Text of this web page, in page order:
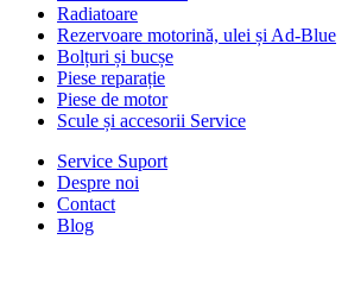
Radiatoare
Rezervoare motorină, ulei și Ad-Blue
Bolțuri și bucșe
Piese reparație
Piese de motor
Scule și accesorii Service
Service Suport
Despre noi
Contact
Blog